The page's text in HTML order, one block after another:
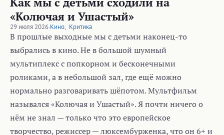
«Колючая и Ушастый»
29 июля 2026·Кино, Критика
В прошлые выходные мы с детьми наконец-то
выбрались в кино. Не в большой шумный
мультиплекс с попкорном и бесконечными
роликами, а в небольшой зал, где ещё можно
нормально разговаривать шёпотом. Мультфильм
назывался «Колючая и Ушастый». Я почти ничего о
нём не знал — только что это европейское
творчество, режиссер — люксембурженка, что он 6+ и